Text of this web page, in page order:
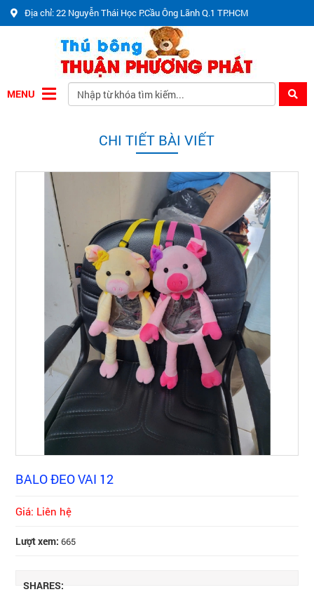
Địa chỉ: 22 Nguyễn Thái Học P.Cầu Ông Lãnh Q.1 TP.HCM
MENU
CHI TIẾT BÀI VIẾT
BALO ĐEO VAI 12
Giá: Liên hệ
Lượt xem: 665
SHARES: